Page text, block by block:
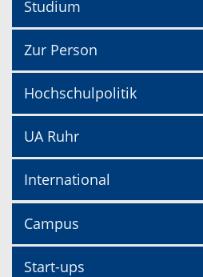
Studium
Zur Person
Hochschulpolitik
UA Ruhr
International
Campus
Start-ups